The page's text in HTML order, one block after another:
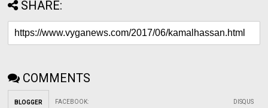
SHARE:
COMMENTS
BLOGGER FACEBOOK: DISQUS